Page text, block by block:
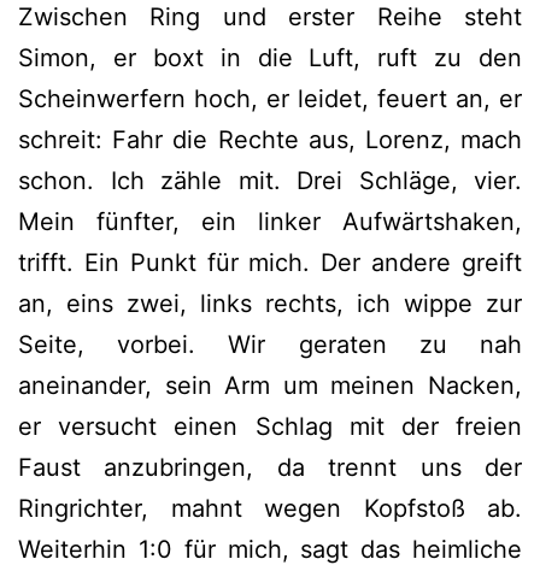
Zwischen Ring und erster Reihe steht
Simon, er boxt in die Luft, ruft zu den
Scheinwerfern hoch, er leidet, feuert an, er
schreit: Fahr die Rechte aus, Lorenz, mach
schon. Ich zähle mit. Drei Schläge, vier.
Mein fünfter, ein linker Aufwärtshaken,
trifft. Ein Punkt für mich. Der andere greift
an, eins zwei, links rechts, ich wippe zur
Seite, vorbei. Wir geraten zu nah
aneinander, sein Arm um meinen Nacken,
er versucht einen Schlag mit der freien
Faust anzubringen, da trennt uns der
Ringrichter, mahnt wegen Kopfstoß ab.
Weiterhin 1:0 für mich, sagt das heimliche